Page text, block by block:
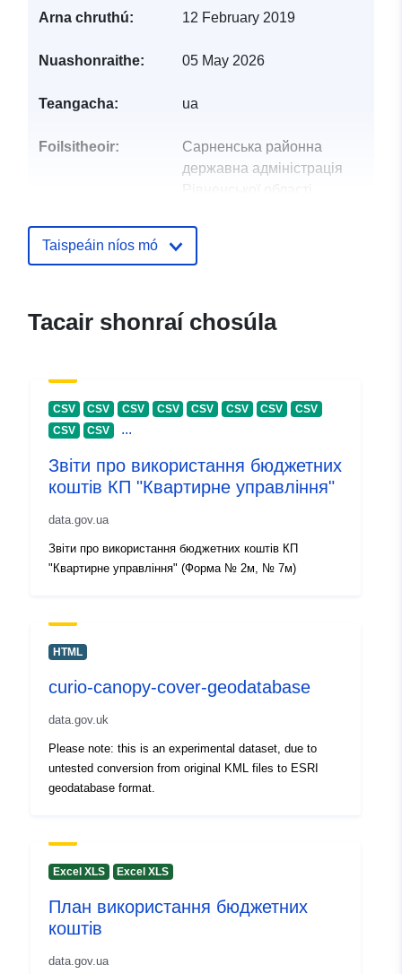
Arna chruthú: 12 February 2019
Nuashonraithe: 05 May 2026
Teangacha: ua
Foilsitheoir:
Сарненська районна
державна адміністрація
Рівненської області
Pointí teagmhála:
Ríomhphost:
Nuashonraithe ar data.europa.eu:
29 July 2026
Aitheantóirí:
ba3a51f0-6294-49fd-b21e-
8358e3423480
uriRef:
6294-49fd-b21e-8358e3423480
Taispeáin níos mó
Tacair shonraí chosúla
CSV CSV CSV CSV CSV CSV CSV
CSV
CSV
CSV ...
Звіти про використання бюджетних
коштів КП "Квартирне управління"
data.gov.ua
Звіти про використання бюджетних коштів КП
"Квартирне управління" (Форма № 2м, № 7м)
HTML
curio-canopy-cover-geodatabase
data.gov.uk
Please note: this is an experimental dataset, due to
untested conversion from original KML files to ESRI
geodatabase format.
Excel XLS Excel XLS
План використання бюджетних
коштів
data.gov.ua